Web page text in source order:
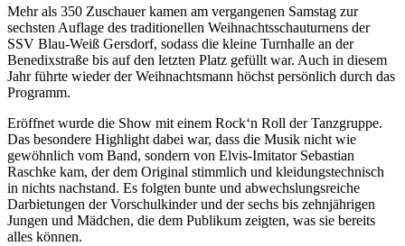
Mehr als 350 Zuschauer kamen am vergangenen Samstag zur
sechsten Auflage des traditionellen Weihnachtsschauturnens der
SSV Blau-Weiß Gersdorf, sodass die kleine Turnhalle an der
Benedixstraße bis auf den letzten Platz gefüllt war. Auch in diesem
Jahr führte wieder der Weihnachtsmann höchst persönlich durch das
Programm.
Eröffnet wurde die Show mit einem Rock‘n Roll der Tanzgruppe.
Das besondere Highlight dabei war, dass die Musik nicht wie
gewöhnlich vom Band, sondern von Elvis-Imitator Sebastian
Raschke kam, der dem Original stimmlich und kleidungstechnisch
in nichts nachstand. Es folgten bunte und abwechslungsreiche
Darbietungen der Vorschulkinder und der sechs bis zehnjährigen
Jungen und Mädchen, die dem Publikum zeigten, was sie bereits
alles können.